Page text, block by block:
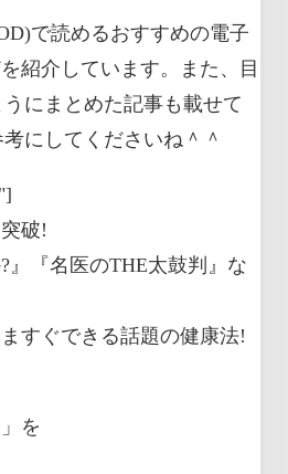
で読めるおすすめの電子
紹介しています。また、目
にまとめた記事も載せて
にしてくださいね＾＾
破!
』『名医のTHE太鼓判』な
すぐできる話題の健康法!
を